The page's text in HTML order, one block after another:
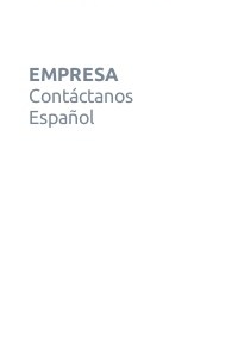
EMPRESA
Contáctanos
Español